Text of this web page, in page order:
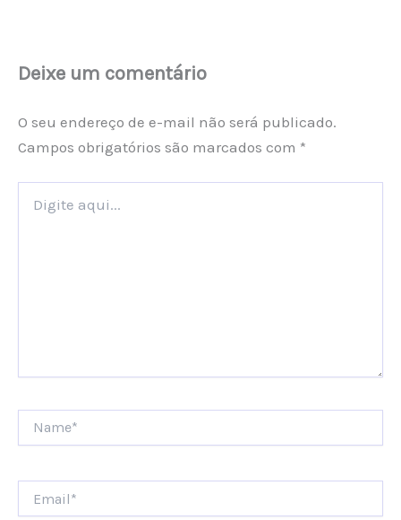
Deixe um comentário
O seu endereço de e-mail não será publicado.
Campos obrigatórios são marcados com *
aqui...